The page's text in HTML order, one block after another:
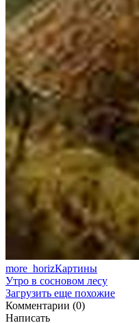
more_horizКартины
Утро в сосновом лесу
Загрузить еще похожие
Комментарии (0)
Написать